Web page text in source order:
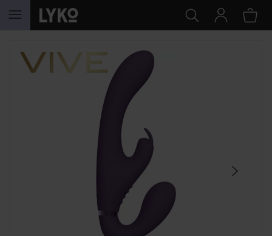
SIIRTYÄ JHK SISÄLTÖÖN
OHITA OSIO